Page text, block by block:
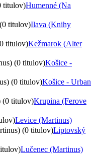
titulov)Humenné (Na
titulov)Ilava (Knihy
titulov)Kežmarok (Alter
(0 titulov)Košice -
(0 titulov)Košice - Urban
(0 titulov)Krupina (Ferove
Levice (Martinus)
(0 titulov)Liptovský
Lučenec (Martinus)